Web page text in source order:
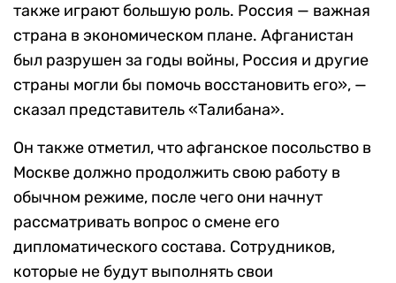
также играют большую роль. Россия — важная
страна в экономическом плане. Афганистан
был разрушен за годы войны, Россия и другие
страны могли бы помочь восстановить его», —
сказал представитель «Талибана».
Он также отметил, что афганское посольство в
Москве должно продолжить свою работу в
обычном режиме, после чего они начнут
рассматривать вопрос о смене его
дипломатического состава. Сотрудников,
которые не будут выполнять свои